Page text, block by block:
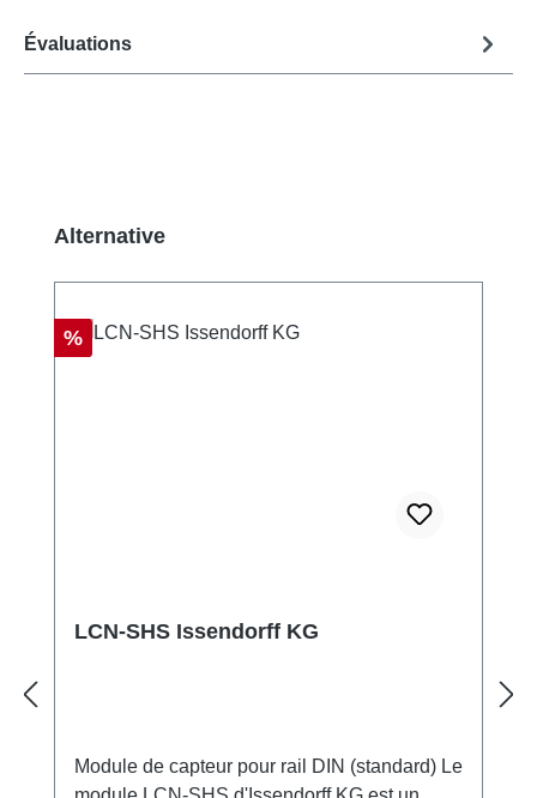
Évaluations
Ignorer la galerie de produits
Alternative
Réduction
%
LCN-SHS Issendorff KG
Module de capteur pour rail DIN (standard) Le